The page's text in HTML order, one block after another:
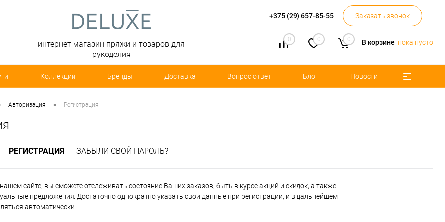
+375 (29) 657-85-55 Заказать звонок
0 0 0 В корзине пока пусто
интернет магазин пряжи и товаров для
рукоделия
Коллекции Бренды Доставка Вопрос ответ Блог Новости
Авторизация • Регистрация
РЕГИСТРАЦИЯ ЗАБЫЛИ СВОЙ ПАРОЛЬ?
сайте, вы сможете отслеживать состояние Ваших заказов, быть в курсе акций и скидок, а также
предложения. Достаточно однократно указать свои данные при регистрации, и в дальнейшем
автоматически.